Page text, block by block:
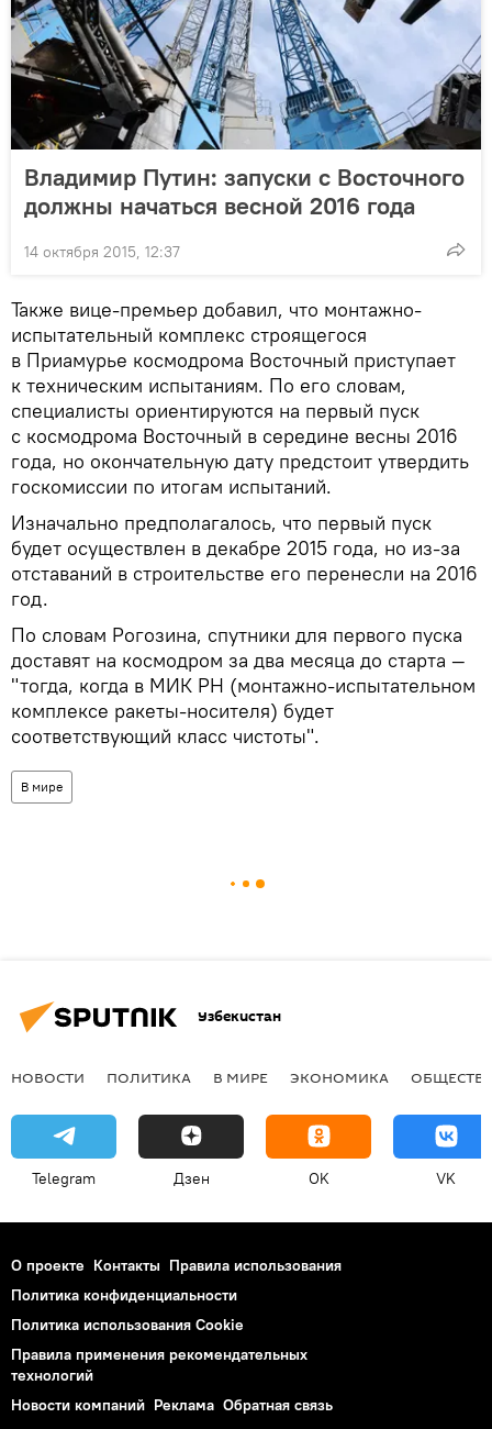
Владимир Путин: запуски с Восточного
должны начаться весной 2016 года
14 октября 2015, 12:37
Также вице-премьер добавил, что монтажно-
испытательный комплекс строящегося
в Приамурье космодрома Восточный приступает
к техническим испытаниям. По его словам,
специалисты ориентируются на первый пуск
с космодрома Восточный в середине весны 2016
года, но окончательную дату предстоит утвердить
госкомиссии по итогам испытаний.
Изначально предполагалось, что первый пуск
будет осуществлен в декабре 2015 года, но из-за
отставаний в строительстве его перенесли на 2016
год.
По словам Рогозина, спутники для первого пуска
доставят на космодром за два месяца до старта —
"тогда, когда в МИК РН (монтажно-испытательном
комплексе ракеты-носителя) будет
соответствующий класс чистоты".
В мире
Узбекистан
НОВОСТИ ПОЛИТИКА В МИРЕ ЭКОНОМИКА
Telegram Дзен OK VK
О проекте Контакты Правила использования
Политика конфиденциальности
Политика использования Cookie
Правила применения рекомендательных
технологий
Новости компаний Реклама Обратная связь